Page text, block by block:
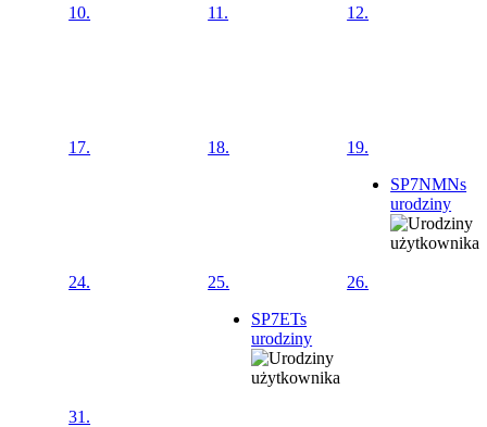
10. 11. 12.
17. 18.
19.
SP7NMNs
urodziny
24.
25.
SP7ETs
urodziny
26.
31.